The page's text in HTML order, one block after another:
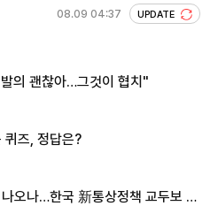
08.09 04:37 UPDATE
의 괜찮아…그것이 협치"
퀴즈, 정답은?
오나…한국 新통상정책 교두보 활